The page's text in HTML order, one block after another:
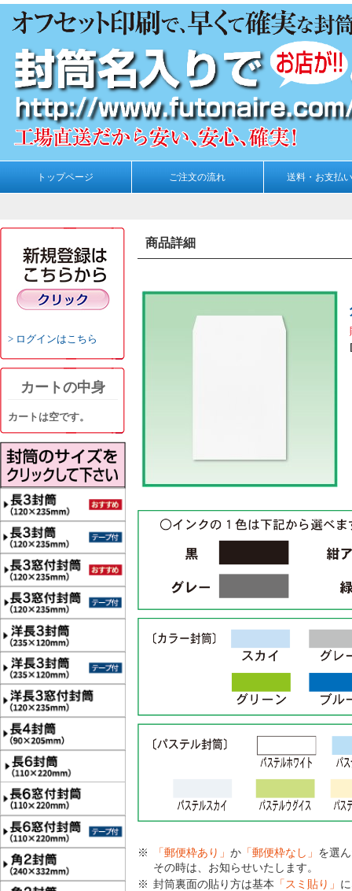
トップページ ご注文の流れ 送料・お支払
ログインはこちら
カートの中身
カートは空です。
商品詳細
「郵便枠あり」 か 「郵便枠なし」 を選
その時は、お知らせいたします。
封筒裏面の貼り方は基本 「スミ貼り」